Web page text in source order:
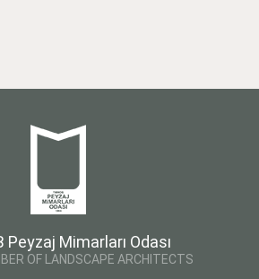
Peyzaj Mimarları Odası
OF LANDSCAPE ARCHITECTS